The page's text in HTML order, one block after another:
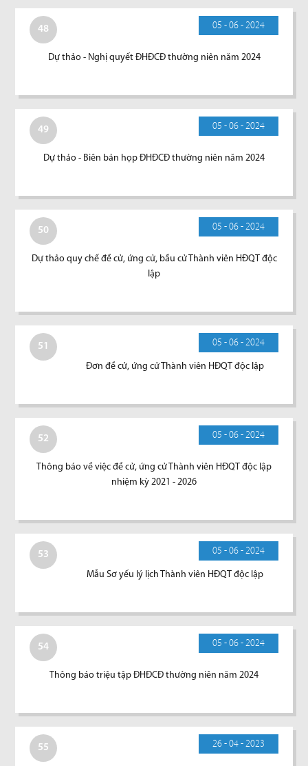
48 05 - 06 - 2024
Dự thảo - Nghị quyết ĐHĐCĐ thường niên năm 2024
49 05 - 06 - 2024
Dự thảo - Biên bản họp ĐHĐCĐ thường niên năm 2024
50 05 - 06 - 2024
Dự thảo quy chế đề cử, ứng cử, bầu cử Thành viên HĐQT độc
lập
51 05 - 06 - 2024
Đơn đề cử, ứng cử Thành viên HĐQT độc lập
52 05 - 06 - 2024
Thông báo về việc đề cử, ứng cử Thành viên HĐQT độc lập
nhiệm kỳ 2021 - 2026
53 05 - 06 - 2024
Mẫu Sơ yếu lý lịch Thành viên HĐQT độc lập
54 05 - 06 - 2024
Thông báo triệu tập ĐHĐCĐ thường niên năm 2024
55 26 - 04 - 2023